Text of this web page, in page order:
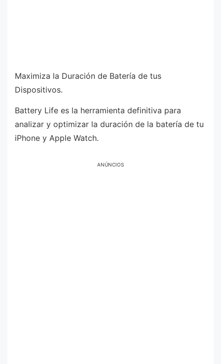
Maximiza la Duración de Batería de tus
Dispositivos.
Battery Life es la herramienta definitiva para
analizar y optimizar la duración de la batería de tu
iPhone y Apple Watch.
ANÚNCIOS